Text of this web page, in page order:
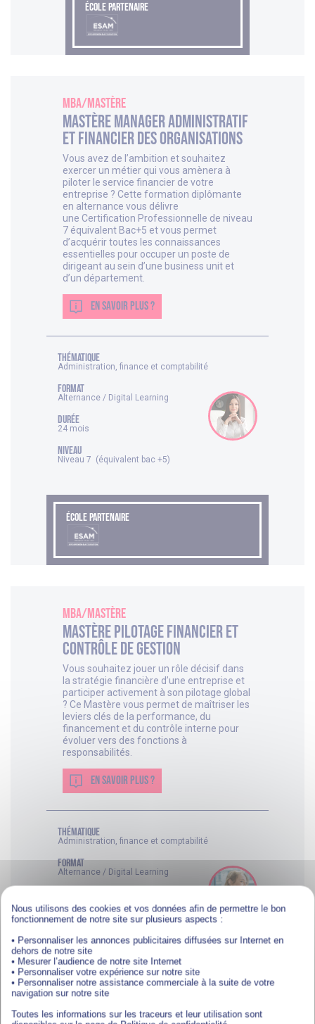
ÉCOLE PARTENAIRE
MBA/Mastère
Mastère Manager Administratif
et Financier des Organisations
Vous avez de l’ambition et souhaitez
exercer un métier qui vous amènera à
piloter le service financier de votre
entreprise ? Cette formation diplômante
en alternance vous délivre
une Certification Professionnelle de niveau
7 équivalent Bac+5 et vous permet
d’acquérir toutes les connaissances
essentielles pour occuper un poste de
dirigeant au sein d’une business unit et
d’un département.
EN SAVOIR PLUS ?
thématique
Administration, finance et comptabilité
FORMAT
Alternance / Digital Learning
DURÉE
24 mois
NIVEAU
Niveau 7 (équivalent bac +5)
ÉCOLE PARTENAIRE
MBA/Mastère
Mastère Pilotage Financier et
Contrôle de Gestion
Vous souhaitez jouer un rôle décisif dans
la stratégie financière d’une entreprise et
participer activement à son pilotage global
? Ce Mastère vous permet de maîtriser les
leviers clés de la performance, du
financement et du contrôle interne pour
évoluer vers des fonctions à
responsabilités.
EN SAVOIR PLUS ?
thématique
Administration, finance et comptabilité
FORMAT
Alternance / Digital Learning
De 12 à 24 mois
NIVEAU
Niveau 7 (équivalent bac +5)
MBA/Mastère
Nous utilisons des cookies et vos données afin de permettre le bon
fonctionnement de notre site sur plusieurs aspects :
• Personnaliser les annonces publicitaires diffusées sur Internet en
dehors de notre site
• Mesurer l’audience de notre site Internet
• Personnaliser votre expérience sur notre site
• Personnaliser notre assistance commerciale à la suite de votre
navigation sur notre site
Toutes les informations sur les traceurs et leur utilisation sont